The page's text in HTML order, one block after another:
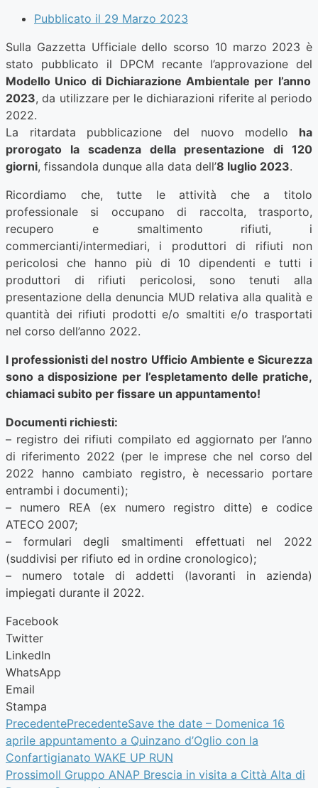
Pubblicato il 29 Marzo 2023
Sulla Gazzetta Ufficiale dello scorso 10 marzo 2023 è
stato pubblicato il DPCM recante l’approvazione del
Modello Unico di Dichiarazione Ambientale per l’anno
2023, da utilizzare per le dichiarazioni riferite al periodo
2022.
La ritardata pubblicazione del nuovo modello ha
prorogato la scadenza della presentazione di 120
giorni, fissandola dunque alla data dell’8 luglio 2023.
Ricordiamo che, tutte le attività che a titolo
professionale si occupano di raccolta, trasporto,
recupero e smaltimento rifiuti, i
commercianti/intermediari, i produttori di rifiuti non
pericolosi che hanno più di 10 dipendenti e tutti i
produttori di rifiuti pericolosi, sono tenuti alla
presentazione della denuncia MUD relativa alla qualità e
quantità dei rifiuti prodotti e/o smaltiti e/o trasportati
nel corso dell’anno 2022.
I professionisti del nostro Ufficio Ambiente e Sicurezza
sono a disposizione per l’espletamento delle pratiche,
chiamaci subito per fissare un appuntamento!
Documenti richiesti:
– registro dei rifiuti compilato ed aggiornato per l’anno
di riferimento 2022 (per le imprese che nel corso del
2022 hanno cambiato registro, è necessario portare
entrambi i documenti);
– numero REA (ex numero registro ditte) e codice
ATECO 2007;
– formulari degli smaltimenti effettuati nel 2022
(suddivisi per rifiuto ed in ordine cronologico);
– numero totale di addetti (lavoranti in azienda)
impiegati durante il 2022.
Facebook
Twitter
LinkedIn
WhatsApp
Email
Stampa
PrecedentePrecedenteSave the date – Domenica 16
aprile appuntamento a Quinzano d’Oglio con la
Confartigianato WAKE UP RUN
ProssimoIl Gruppo ANAP Brescia in visita a Città Alta di